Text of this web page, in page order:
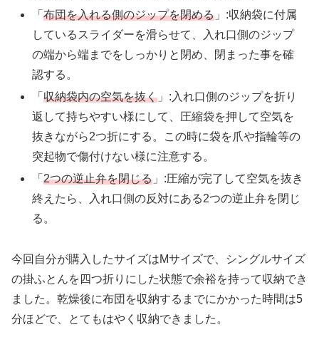
「布団を入れる側のジップを閉める 」:収納袋に付属
しているスライダーを滑らせて、入れ口側のジップ
の端から端までをしっかりと閉め、閉まった事を確
認する。
「収納袋内の空気を抜く 」:入れ口側のジップを折り
返して持ちやすい様にして、圧縮袋を押して空気を
抜きながら2つ折にする。この時に袋を爪や指輪等の
突起物で傷付けない様に注意する。
「2つの逆止弁を閉じる 」:圧縮が完了して空気を抜き
終えたら、入れ口側の反対にある2つの逆止弁を閉じ
る。
今回自分が購入したサイズはMサイズで、シングルサイズ
の掛ふとんを四つ折りにした状態で余裕を持って収納でき
ました。乾燥後に布団を収納するまでにかかった時間は5
分ほどで、とてもはやく収納できました。